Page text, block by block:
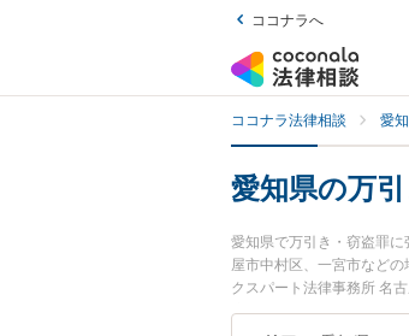
ココナラへ
ココナラ法律相談 愛
愛知県の万
愛知県で万引き・窃盗罪
屋市中村区、一宮市など
クスパート法律事務所 名
注目されています。『愛